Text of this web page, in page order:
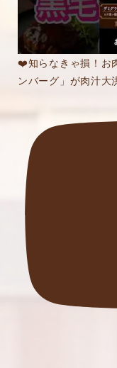
❤️知らなきゃ損！お
ンバーグ」が肉汁大